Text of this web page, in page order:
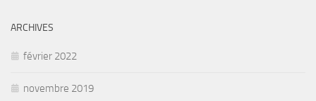
ARCHIVES
février 2022
novembre 2019